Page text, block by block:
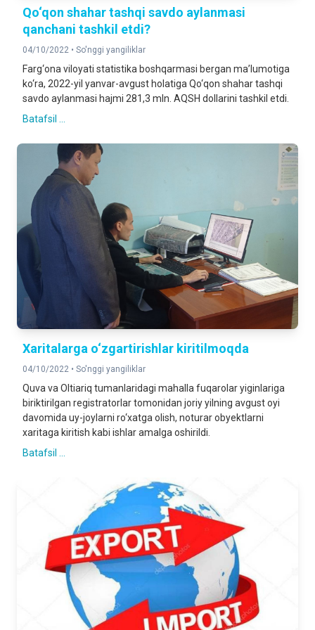
Qo‘qon shahar tashqi savdo aylanmasi
qanchani tashkil etdi?
04/10/2022 • So'nggi yangiliklar
Farg‘ona viloyati statistika boshqarmasi bergan ma’lumotiga
ko‘ra, 2022-yil yanvar-avgust holatiga Qo‘qon shahar tashqi
savdo aylanmasi hajmi 281,3 mln. AQSH dollarini tashkil etdi.
Batafsil ...
Xaritalarga o‘zgartirishlar kiritilmoqda
04/10/2022 • So'nggi yangiliklar
Quva va Oltiariq tumanlaridagi mahalla fuqarolar yiginlariga
biriktirilgan registratorlar tomonidan joriy yilning avgust oyi
davomida uy-joylarni ro‘xatga olish, noturar obyektlarni
xaritaga kiritish kabi ishlar amalga oshirildi.
Batafsil ...